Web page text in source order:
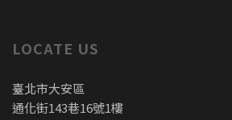
LOCATE US
臺北市大安區
通化街143巷16號1樓